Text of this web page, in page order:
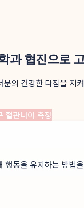
협진으로
의 건강한 다짐을 지
혈관나이 측정
동을 유지하는 방